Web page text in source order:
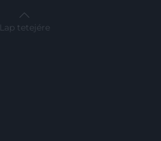
Lap tetejére